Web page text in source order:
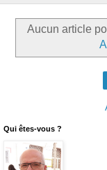
Aucun article
Qui êtes-vous ?